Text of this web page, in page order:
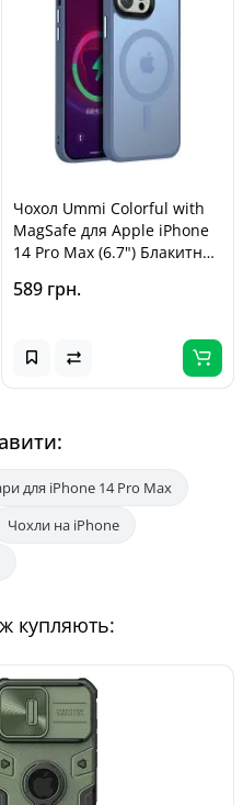
Чохол Ummi Colorful with
MagSafe для Apple iPhone
14 Pro Max (6.7") Блакитний
589 грн.
для iPhone 14 Pro Max
Чохли на iPhone
купляють: